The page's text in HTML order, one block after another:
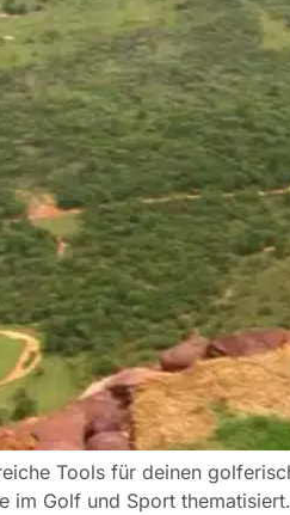
Tools für deinen
im Golf und Sport